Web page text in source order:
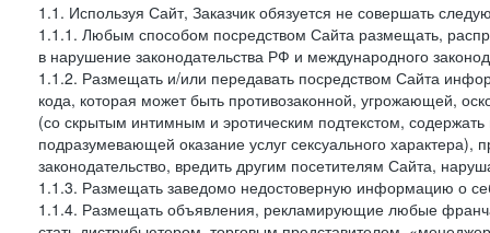
1.1. Используя Сайт, Заказчик обязуется не совершать
1.1.1. Любым способом посредством Сайта размещать,
в нарушение законодательства РФ и международного
1.1.2. Размещать и/или передавать посредством Сайта
кода, которая может быть противозаконной, угрожающей,
(со скрытым интимным и эротическим подтекстом,
подразумевающей оказание услуг сексуального
законодательство, вредить другим посетителям Сайта,
1.1.3. Размещать заведомо недостоверную информацию о
1.1.4. Размещать объявления, рекламирующие любые